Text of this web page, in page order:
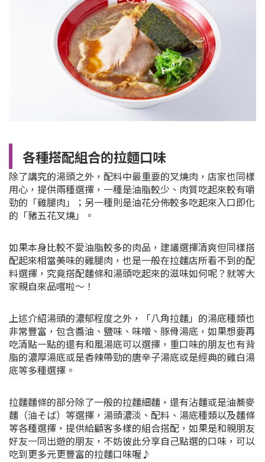
各種搭配組合的拉麵口味
除了講究的湯頭之外，配料中最重要的叉燒肉 ，店家也同樣
用心，提供兩種選擇，一種是油脂較少、肉質吃起來較有嚼
勁的「雞腿肉」；另一種則是油花分佈較多吃起來入口即化
的「豬五花叉燒」。
如果本身比較不愛油脂較多的肉品，建議選擇清爽但同樣搭
配起來相當美味的雞腿肉，也是一般在拉麵店所看不到的配
料選擇，究竟搭配麵條和湯頭吃起來的滋味如何呢？就等大
家親自來品嚐啦～！
上述介紹湯頭的濃郁程度之外，「八角拉麵」的湯底種類也
非常豐富，包含醬油、鹽味、味噌、豚骨湯底，如果想要再
吃清點一點的還有和風湯底可以選擇，重口味的朋友也有背
脂的濃厚湯底或是香辣帶勁的唐辛子湯底或是經典的雞白湯
底等多種選擇。
拉麵麵條的部分除了一般的拉麵細麵，還有沾麵或是油蕎麥
麵（油そば）等選擇，湯頭濃淡、配料、湯底種類以及麵條
等各種選擇，提供給顧客多樣的組合搭配，如果是和親朋友
好友一同出遊的朋友，不妨彼此分享自己點選的口味，可以
吃到更多元更豐富的拉麵口味喔♪